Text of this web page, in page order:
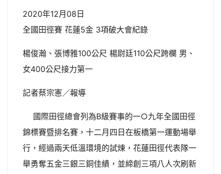
2020年12月08日
全國田徑賽 花蓮5金 3項破大會紀錄
楊俊瀚、張博雅100公尺 楊尉廷110公尺跨欄 男、
女400公尺接力第一
記者蔡宗憲／報導
國際田徑總會列為B級賽事的一○九年全國田徑
錦標賽暨排名賽，十二月四日在板橋第一運動場舉
行，經過兩天低溫環境的試煉，花蓮田徑代表隊一
舉勇奪五金三銀三銅佳績，並締創三項八人次刷新